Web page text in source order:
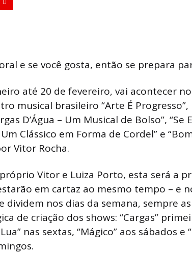
e se você gosta, então se prepara
até 20 de fevereiro, vai acontecer
musical brasileiro “Arte É
D’Água – Um Musical de Bolso”, “Se
Clássico em Forma de Cordel” e
Vitor Rocha.
Vitor e Luiza Porto, esta será a
em cartaz ao mesmo tempo – e
dividem nos dias da semana, sempre
de criação dos shows: “Cargas”
nas sextas, “Mágico” aos sábados e